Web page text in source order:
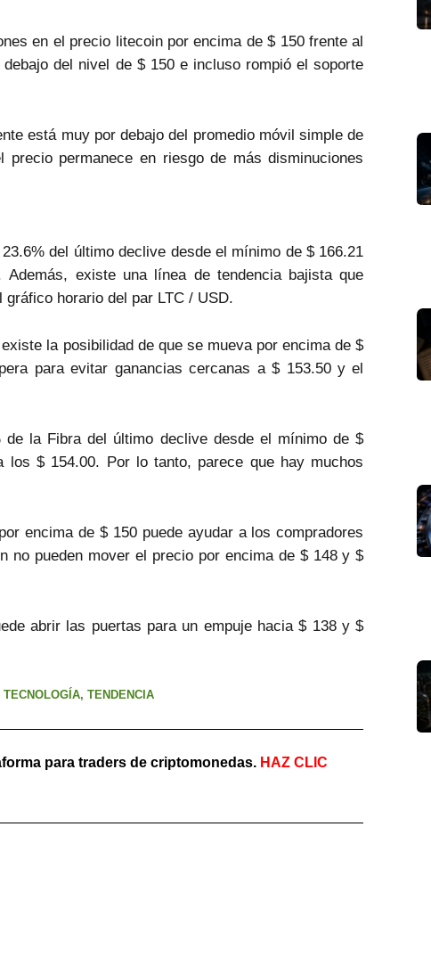
en el precio litecoin por encima de $ 150 frente al
del nivel de $ 150 e incluso rompió el soporte
está muy por debajo del promedio móvil simple de
permanece en riesgo de más disminuciones
del último declive desde el mínimo de $ 166.21
existe una línea de tendencia bajista que
horario del par LTC / USD.
la posibilidad de que se mueva por encima de $
para evitar ganancias cercanas a $ 153.50 y el
la Fibra del último declive desde el mínimo de $
$ 154.00. Por lo tanto, parece que hay muchos
encima de $ 150 puede ayudar a los compradores
pueden mover el precio por encima de $ 148 y $
abrir las puertas para un empuje hacia $ 138 y $
TECNOLOGÍA, TENDENCIA
para traders de criptomonedas. HAZ CLIC